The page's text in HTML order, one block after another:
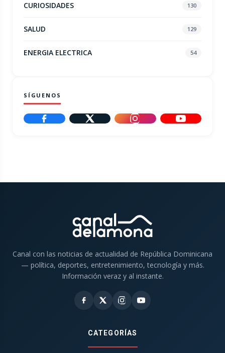
CURIOSIDADES 130
SALUD 129
ENERGIA ELECTRICA 54
SÍGUENOS
Canal con las noticias de actualidad de República Dominicana
— política, deportes, entretenimiento, tecnología y más.
Información veraz y al instante.
CATEGORÍAS